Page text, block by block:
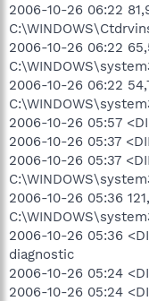
2006-10-26 06:22
2006-10-26 06:22
2006-10-26 06:22
2006-10-26 05:57
2006-10-26 05:37
2006-10-26 05:37
2006-10-26 05:36
2006-10-26 05:36
diagnostic
2006-10-26 05:24
2006-10-26 05:24